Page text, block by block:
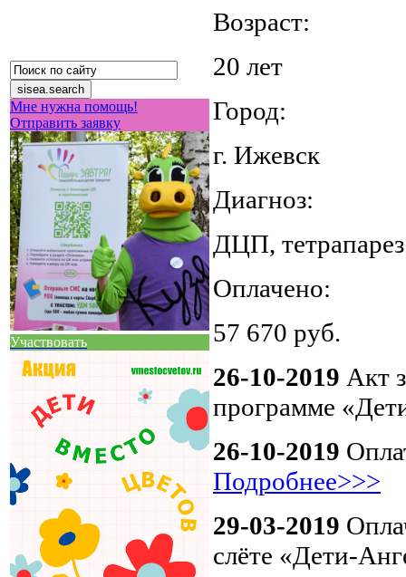
Мне нужна помощь!
Отправить заявку
Участвовать
Возраст:
20 лет
Город:
г. Ижевск
Диагноз:
ДЦП, тетрапарез
Оплачено:
57 670‬ руб.
26-10-2019 Акт
программе
26-10-2019
Подробнее>>>
29-03-2019
слёте «Дети-